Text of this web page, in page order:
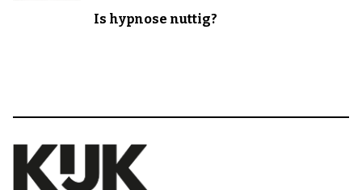
Is hypnose nuttig?